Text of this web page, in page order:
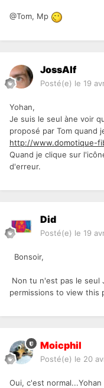
@Tom, Mp
JossAlf
Posté(e) le 19
Yohan,
Je suis le seul àne voir
proposé par Tom quand
http://www.domotique-
Quand je clique sur
d'erreur.
Did
Posté(e) le 19
Bonsoir,
Non tu n'est pas le seul
permissions to view this
Moicphil
Posté(e) le 20
Oui, c'est